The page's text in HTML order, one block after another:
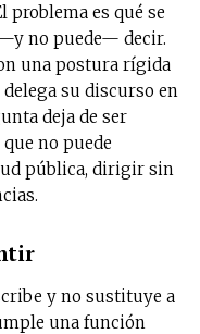
problema es qué se
no puede— decir.
una postura rígida
su discurso en
deja de ser
no puede
pública, dirigir sin
y no sustituye a
una función